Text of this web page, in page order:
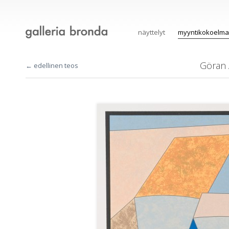
näyttelyt myyntikokoelma
← edellinen teos Göran